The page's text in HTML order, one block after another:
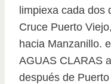
limpiexa cada dos
Cruce Puerto
hacia Manzanillo.
AGUAS CLARAS
después de